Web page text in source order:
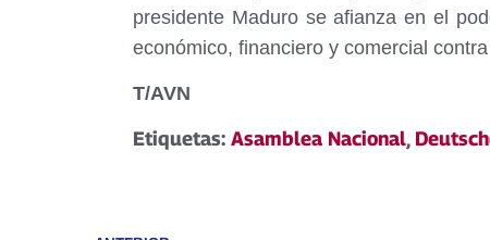
presidente Maduro se afianza en el
económico, financiero y comercial
T/AVN
Etiquetas: Asamblea Nacional,